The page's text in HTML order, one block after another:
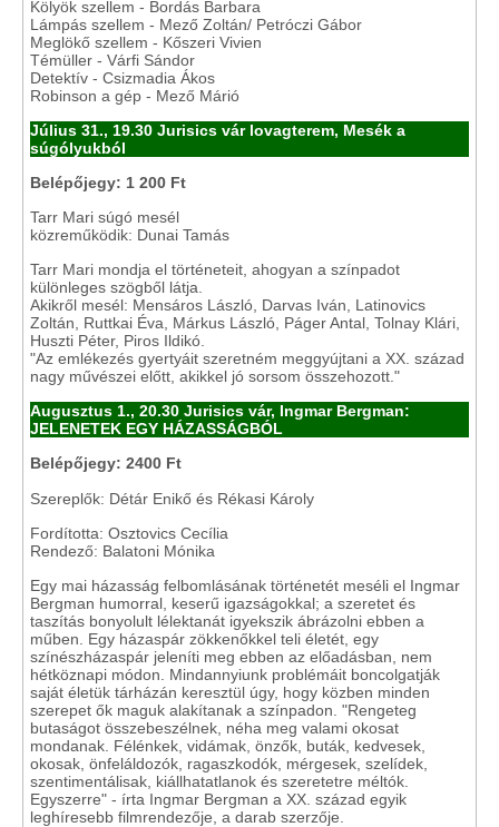
Kölyök szellem - Bordás Barbara
Lámpás szellem - Mező Zoltán/ Petróczi Gábor
Meglökő szellem - Kőszeri Vivien
Témüller - Várfi Sándor
Detektív - Csizmadia Ákos
Robinson a gép - Mező Márió
Július 31., 19.30 Jurisics vár lovagterem, Mesék a
súgólyukból
Belépőjegy: 1 200 Ft
Tarr Mari súgó mesél
közreműködik: Dunai Tamás
Tarr Mari mondja el történeteit, ahogyan a színpadot
különleges szögből látja.
Akikről mesél: Mensáros László, Darvas Iván, Latinovics
Zoltán, Ruttkai Éva, Márkus László, Páger Antal, Tolnay Klári,
Huszti Péter, Piros Ildikó.
"Az emlékezés gyertyáit szeretném meggyújtani a XX. század
nagy művészei előtt, akikkel jó sorsom összehozott."
Augusztus 1., 20.30 Jurisics vár, Ingmar Bergman:
JELENETEK EGY HÁZASSÁGBÓL
Belépőjegy: 2400 Ft
Szereplők: Détár Enikő és Rékasi Károly
Fordította: Osztovics Cecília
Rendező: Balatoni Mónika
Egy mai házasság felbomlásának történetét meséli el Ingmar
Bergman humorral, keserű igazságokkal; a szeretet és
taszítás bonyolult lélektanát igyekszik ábrázolni ebben a
műben. Egy házaspár zökkenőkkel teli életét, egy
színészházaspár jeleníti meg ebben az előadásban, nem
hétköznapi módon. Mindannyiunk problémáit boncolgatják
saját életük tárházán keresztül úgy, hogy közben minden
szerepet ők maguk alakítanak a színpadon. "Rengeteg
butaságot összebeszélnek, néha meg valami okosat
mondanak. Félénkek, vidámak, önzők, buták, kedvesek,
okosak, önfeláldozók, ragaszkodók, mérgesek, szelídek,
szentimentálisak, kiállhatatlanok és szeretetre méltók.
Egyszerre" - írta Ingmar Bergman a XX. század egyik
leghíresebb filmrendezője, a darab szerzője.